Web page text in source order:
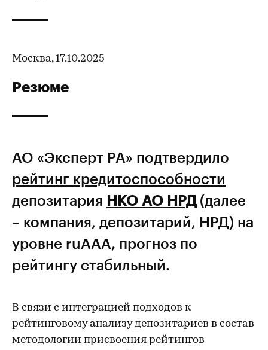
Москва, 17.10.2025
Резюме
АО «Эксперт РА» подтвердило
рейтинг кредитоспособности
депозитария НКО АО НРД(далее
– компания, депозитарий, НРД) на
уровне ruAAA, прогноз по
рейтингу стабильный.
В связи с интеграцией подходов к
рейтинговому анализу депозитариев в состав
методологии присвоения рейтингов